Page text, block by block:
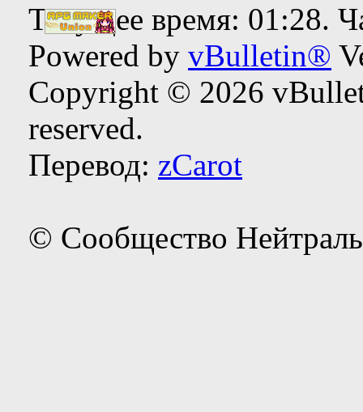
Текущее время: 01:28.
Powered by vBulletin®
Copyright © 2026
reserved.
Перевод: zCarot
© Сообщество